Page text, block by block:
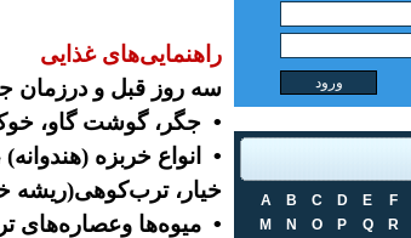
A B C D E F
M
N O P Q R
راهنمایی‌های غذایی
سه روز قبل و درزمان
• جگر، گوشت گاو،
•
انواع خربزه
خیار، ترب‌کوهی(ریشه
• میوه‌ها وعصاره‌های